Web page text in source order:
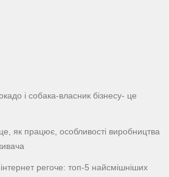
і собака-власник бізнесу- це
як працює, особливості виробництва
регоче: топ-5 найсмішніших